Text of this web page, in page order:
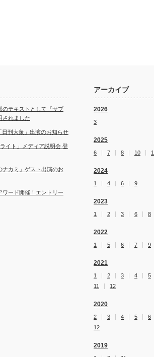
のテキストとして『サプ
されました
日刊大衆」出演のお知らせ
イト」メディア説明会 登
ナカミ」ゲスト出演のお
ワード開催！エントリー
アーカイブ
2026
3
2025
6 7 8 10
2024
1 4 6 9
2023
1 2 3 6 8
2022
1 5 6 7 9
2021
1 2 3 4 5
11
12
2020
2 3 4 5 6
12
2019